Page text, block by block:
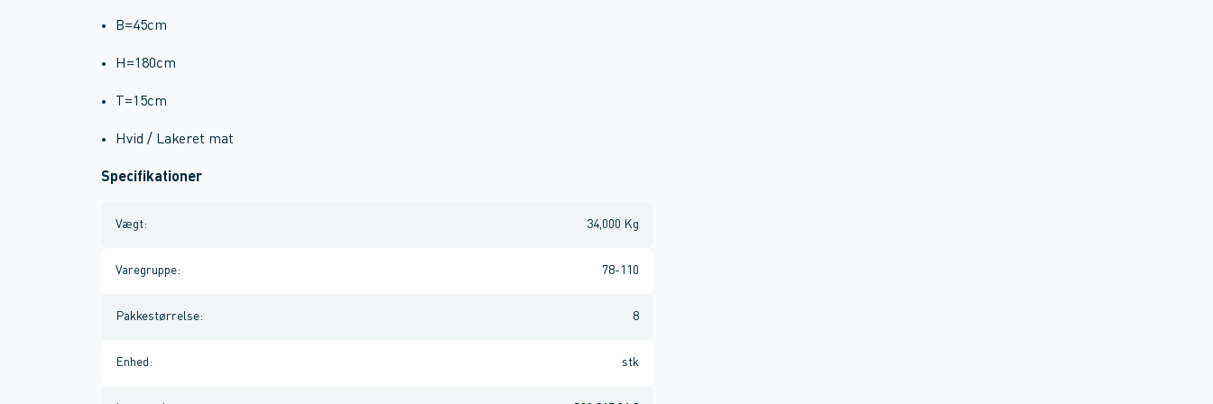
B=45cm
H=180cm
T=15cm
Hvid / Lakeret mat
Specifikationer
Vægt: 34,000 Kg
Varegruppe: 78-110
Pakkestørrelse: 8
Enhed : stk